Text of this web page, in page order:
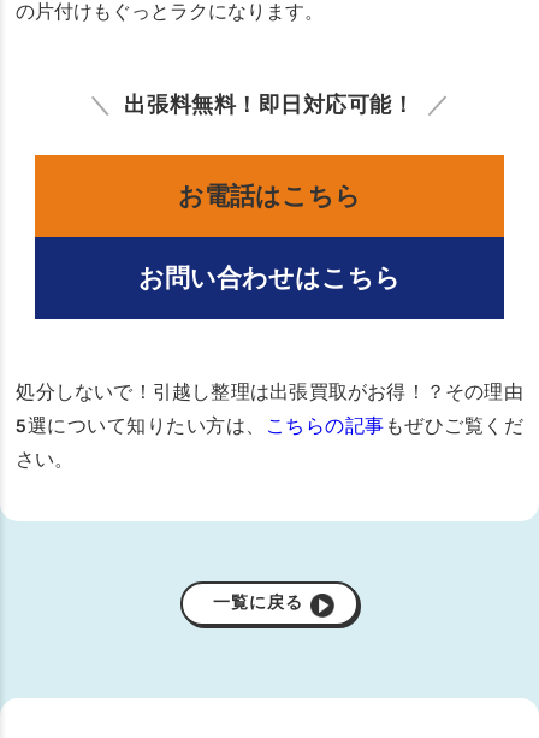
の片付けもぐっとラクになります。
出張料無料！即日対応可能！
お電話はこちら
お問い合わせはこちら
処分しないで！引越し整理は出張買取がお得！？その理由
5選について知りたい方は、
こちらの記事 もぜひご覧くだ
さい。
一覧に戻る